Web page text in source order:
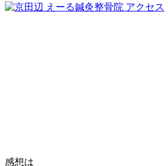
感想は